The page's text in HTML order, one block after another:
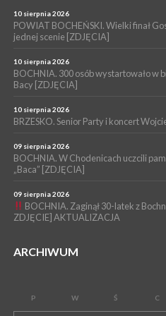
BOCHNIA. W niedzielę
zmiany w organizacji ruchu
06 sierpnia 2026
BOCHNIA. Podpisano umowę na
projektowej przebudowy ulicy
10 sierpnia 2026
POWIAT BOCHEŃSKI. Wielki finał
jednej scenie [ZDJĘCIA]
10 sierpnia 2026
BOCHNIA. 300 osób wystartowało w
Bacy [ZDJĘCIA]
10 sierpnia 2026
BRZESKO. Senior Party i koncert
09 sierpnia 2026
BOCHNIA. W Chodenicach uczcili
„Baca” [ZDJĘCIA]
09 sierpnia 2026
BOCHNIA. Zaginął 30-latek z
ZDJĘCIE] AKTUALIZACJA
ARCHIWUM
P W Ś C